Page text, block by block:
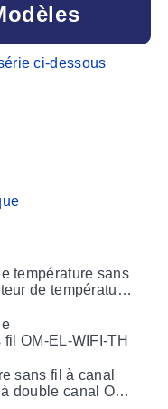
température sans
de température
OM-EL-WIFI-TH
sans fil à canal
double canal OM-
ci-dessous